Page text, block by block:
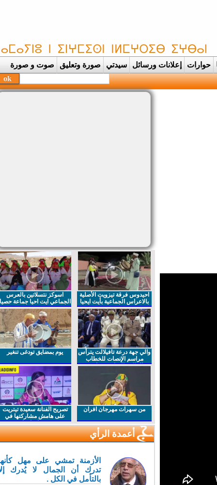
حوارات إعلانات ورسائل سيدتي صورة وتعليق صوت و صورة
احيدوس فرقة تيزويت الأصلية
بالاعراس الجماعية بأيت ايحيا
اسوكز نتسلاتين بالعرس
الجماعي ايت احيا جماعة حصيا
والي جهة درعة تافيلالت يترأس
مراسم الإنصات للخطاب
الملكي السامي بمناسبة
يوم بمضايق تودغى تنغير
من سهرات مهرجان افران
تصريح الفنانة سعيدة تيتريت
على هامش مشاركتها في
مهرجان افران
أعمدة الرأي
الأزمنة تمشي على مهل كأنها
تدرك أن الجمال لا يُدرك إلا
بالتأمل في الكل .